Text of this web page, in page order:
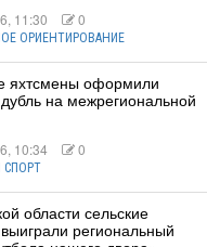
11:30 0
ОРИЕНТИРОВАНИЕ
яхтсмены оформили
на межрегиональной
10:34 0
СПОРТ
области сельские
региональный